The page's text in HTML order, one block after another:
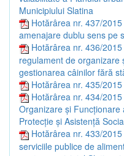
Municipiului Slatina
Hotărârea nr. 437/
amenajare dublu sens pe
Hotărârea nr. 436/
regulament de organizare
gestionarea câinilor fără
Hotărârea nr. 435/
Hotărârea nr. 434/
Organizare și Funcționare
Protecție și Asistență
Hotărârea nr. 433/
serviciile publice de